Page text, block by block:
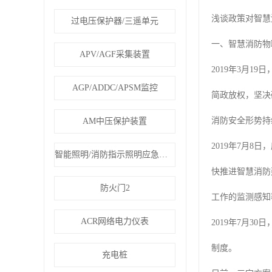
过电压保护器/三遥单元
APV/AGF采集装置
AGP/ADDC/APSM监控
AM中压保护装置
智能照明/消防指示照明应急疏散
防火门2
ACR网络电力仪表
充电桩
浅谈政策对智
一、智慧消防
2019年3月19
简政放权，坚
消防安全形势
2019年7月8日
快推进智慧消
工作的监测感
2019年7月30
制度。